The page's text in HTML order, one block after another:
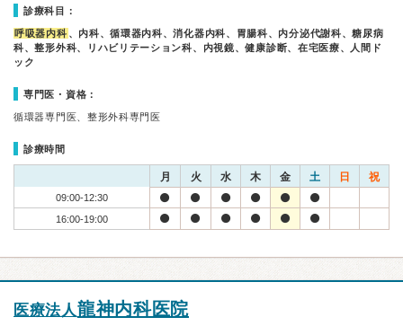
診療科目：
呼吸器内科 、内科、循環器内科、消化器内科、胃腸科、内分泌代謝科、糖尿病
科、整形外科、リハビリテーション科、内視鏡、健康診断、在宅医療、人間ド
ック
専門医・資格：
循環器専門医、整形外科専門医
診療時間
月 火 水 木 金 土 日 祝
09:00-12:30
16:00-19:00
医療法人龍神内科医院